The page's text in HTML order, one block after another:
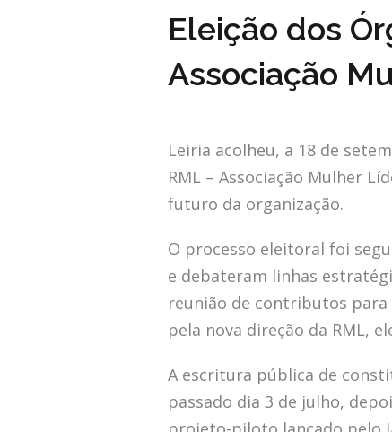
Eleição dos
Associação
Leiria acolheu, a 18 de
RML – Associação Mulher
futuro da organização.
O processo eleitoral foi
e debateram linhas
reunião de contributos
pela nova direção da RML,
A escritura pública de
passado dia 3 de julho,